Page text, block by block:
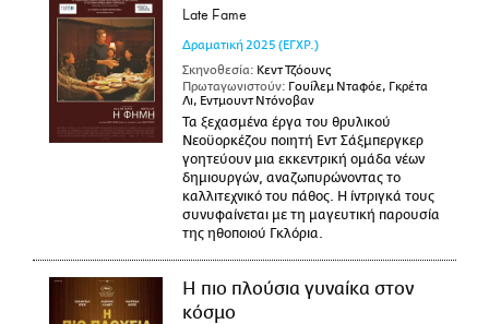
Late Fame
Δραματική 2025 (ΕΓΧΡ.)
Σκηνοθεσία: Κεντ Τζόουνς
Πρωταγωνιστούν: Γουίλεμ Νταφόε, Γκρέτα
Λι, Εντμουντ Ντόνοβαν
Τα ξεχασμένα έργα του θρυλικού
Νεοϋορκέζου ποιητή Εντ Σάξμπεργκερ
γοητεύουν μια εκκεντρική ομάδα νέων
δημιουργών, αναζωπυρώνοντας το
καλλιτεχνικό του πάθος. Η ίντριγκά τους
συνυφαίνεται με τη μαγευτική παρουσία
της ηθοποιού Γκλόρια.
Η πιο πλούσια γυναίκα στον
κόσμο